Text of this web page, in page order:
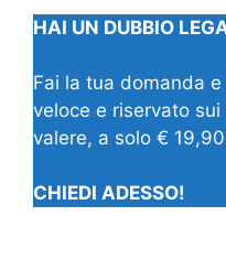
HAI UN DUBBIO
Fai la tua domanda
veloce e riservato
valere, a solo €
CHIEDI ADESSO!